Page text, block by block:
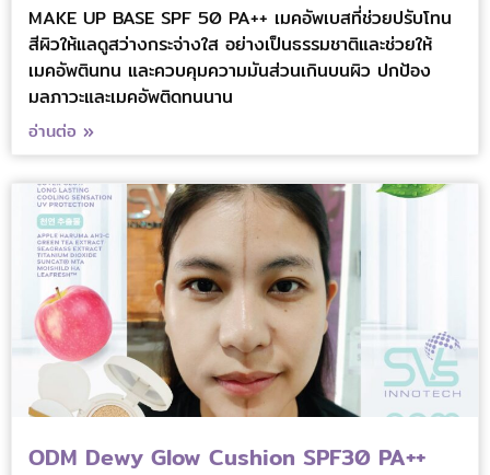
MAKE UP BASE SPF 50 PA++ เมคอัพเบสที่ช่วยปรับโทน
สีผิวให้แลดูสว่างกระจ่างใส อย่างเป็นธรรมชาติและช่วยให้
เมคอัพตินทน และควบคุมความมันส่วนเกินบนผิว ปกป้อง
มลภาวะและเมคอัพติดทนนาน
อ่านต่อ »
ODM Dewy Glow Cushion SPF30 PA++